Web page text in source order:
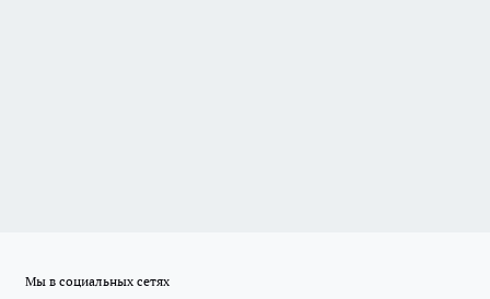
Мы в социальных сетях